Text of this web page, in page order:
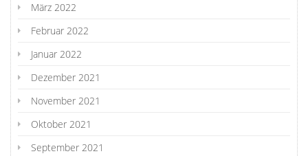
März 2022
Februar 2022
Januar 2022
Dezember 2021
November 2021
Oktober 2021
September 2021